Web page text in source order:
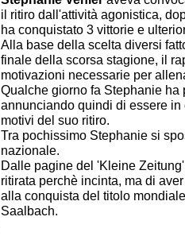
il ritiro dall'attività agonistica,
ha conquistato 3 vittorie e
Alla base della scelta diversi
finale della scorsa stagione, il
motivazioni necessarie per
Qualche giorno fa Stephanie
annunciando quindi di essere
motivi del suo ritiro.
Tra pochissimo Stephanie si
nazionale.
Dalle pagine del 'Kleine
ritirata perchè incinta, ma di
alla conquista del titolo
Saalbach.